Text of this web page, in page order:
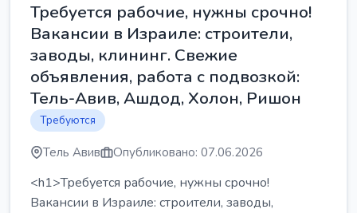
Требуется рабочие, нужны срочно!
Вакансии в Израиле: строители,
заводы, клининг. Свежие
объявления, работа с подвозкой:
Тель-Авив, Ашдод, Холон, Ришон
Требуются
Тель Авив Опубликовано: 07.06.2026
<h1>Требуется рабочие, нужны срочно!
Вакансии в Израиле: строители, заводы,